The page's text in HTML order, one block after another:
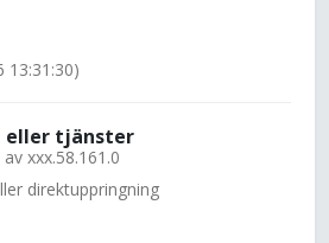
13:31:30)
eller tjänster
av xxx.58.161.0
direktuppringning